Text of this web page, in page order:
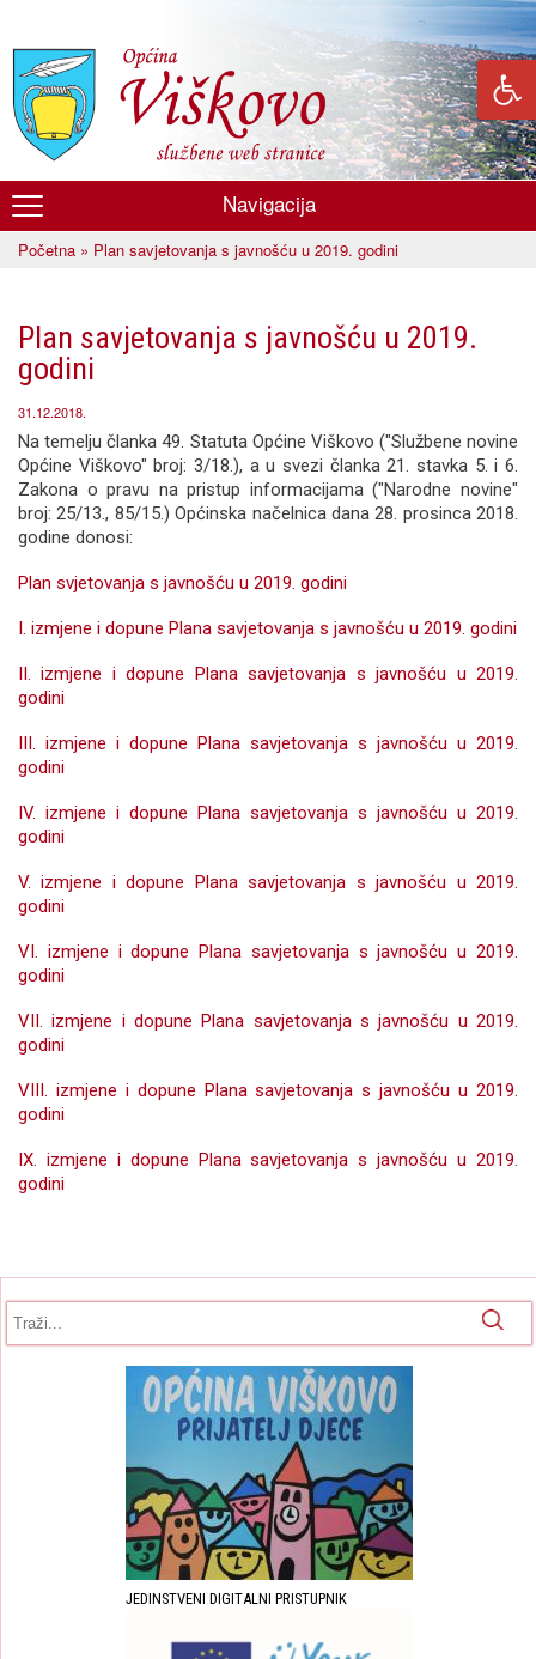
glavni
sadržaj
Općina
Viškovo
Navigacija
Početna » Plan savjetovanja s javnošću u 2019. godini
Plan savjetovanja s javnošću u 2019.
godini
31.12.2018.
Na temelju članka 49. Statuta Općine Viškovo ("Službene novine
Općine Viškovo" broj: 3/18.), a u svezi članka 21. stavka 5. i 6.
Zakona o pravu na pristup informacijama ("Narodne novine"
broj: 25/13., 85/15.) Općinska načelnica dana 28. prosinca 2018.
godine donosi:
Plan svjetovanja s javnošću u 2019. godini
I. izmjene i dopune Plana savjetovanja s javnošću u 2019. godini
II. izmjene i dopune Plana savjetovanja s javnošću u 2019.
godini
III. izmjene i dopune Plana savjetovanja s javnošću u 2019.
godini
IV. izmjene i dopune Plana savjetovanja s javnošću u 2019.
godini
V. izmjene i dopune Plana savjetovanja s javnošću u 2019.
godini
VI. izmjene i dopune Plana savjetovanja s javnošću u 2019.
godini
VII. izmjene i dopune Plana savjetovanja s javnošću u 2019.
godini
VIII. izmjene i dopune Plana savjetovanja s javnošću u 2019.
godini
IX. izmjene i dopune Plana savjetovanja s javnošću u 2019.
godini
JEDINSTVENI DIGITALNI PRISTUPNIK